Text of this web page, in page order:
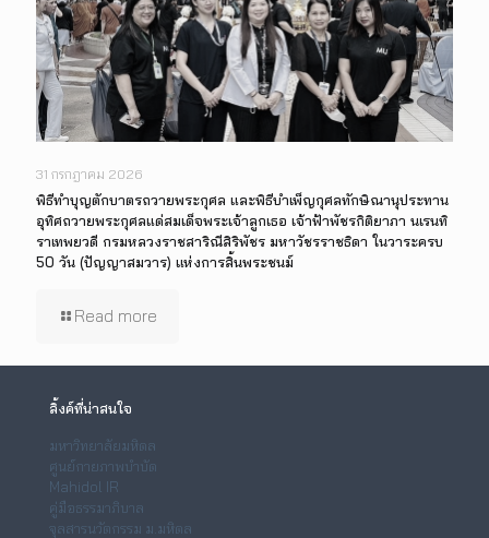
31 กรกฎาคม 2026
พิธีทำบุญตักบาตรถวายพระกุศล และพิธีบำเพ็ญกุศลทักษิณานุประทาน
อุทิศถวายพระกุศลแด่สมเด็จพระเจ้าลูกเธอ เจ้าฟ้าพัชรกิติยาภา นเรนทิ
ราเทพยวดี กรมหลวงราชสาริณีสิริพัชร มหาวัชรราชธิดา ในวาระครบ
50 วัน (ปัญญาสมวาร) แห่งการสิ้นพระชนม์
Read more
ลิ้งค์ที่น่าสนใจ
มหาวิทยาลัยมหิดล
ศูนย์กายภาพบำบัด
Mahidol IR
คู่มือธรรมาภิบาล
จุลสารนวัตกรรม ม.มหิดล